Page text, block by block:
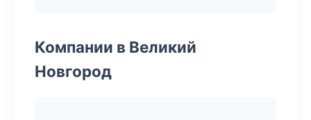
Компании в Великий
Новгород